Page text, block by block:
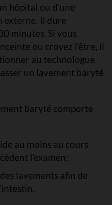
hôpital ou d’une
externe. Il dure
minutes. Si vous
ou croyez l’être, il
au technologue
un lavement baryté
baryté comporte
au moins au cours
l’examen;
lavements afin de